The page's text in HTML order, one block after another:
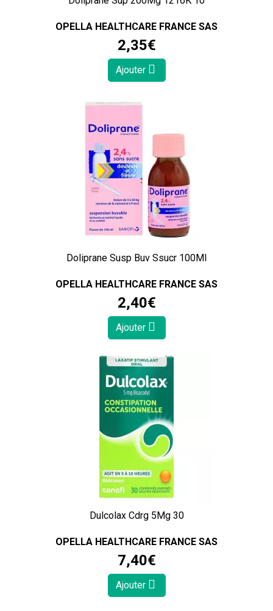
OPELLA HEALTHCARE FRANCE SAS
2,35€
Ajouter
Doliprane Susp Buv Ssucr 100Ml
OPELLA HEALTHCARE FRANCE SAS
2,40€
Ajouter
Dulcolax Cdrg 5Mg 30
OPELLA HEALTHCARE FRANCE SAS
7,40€
Ajouter